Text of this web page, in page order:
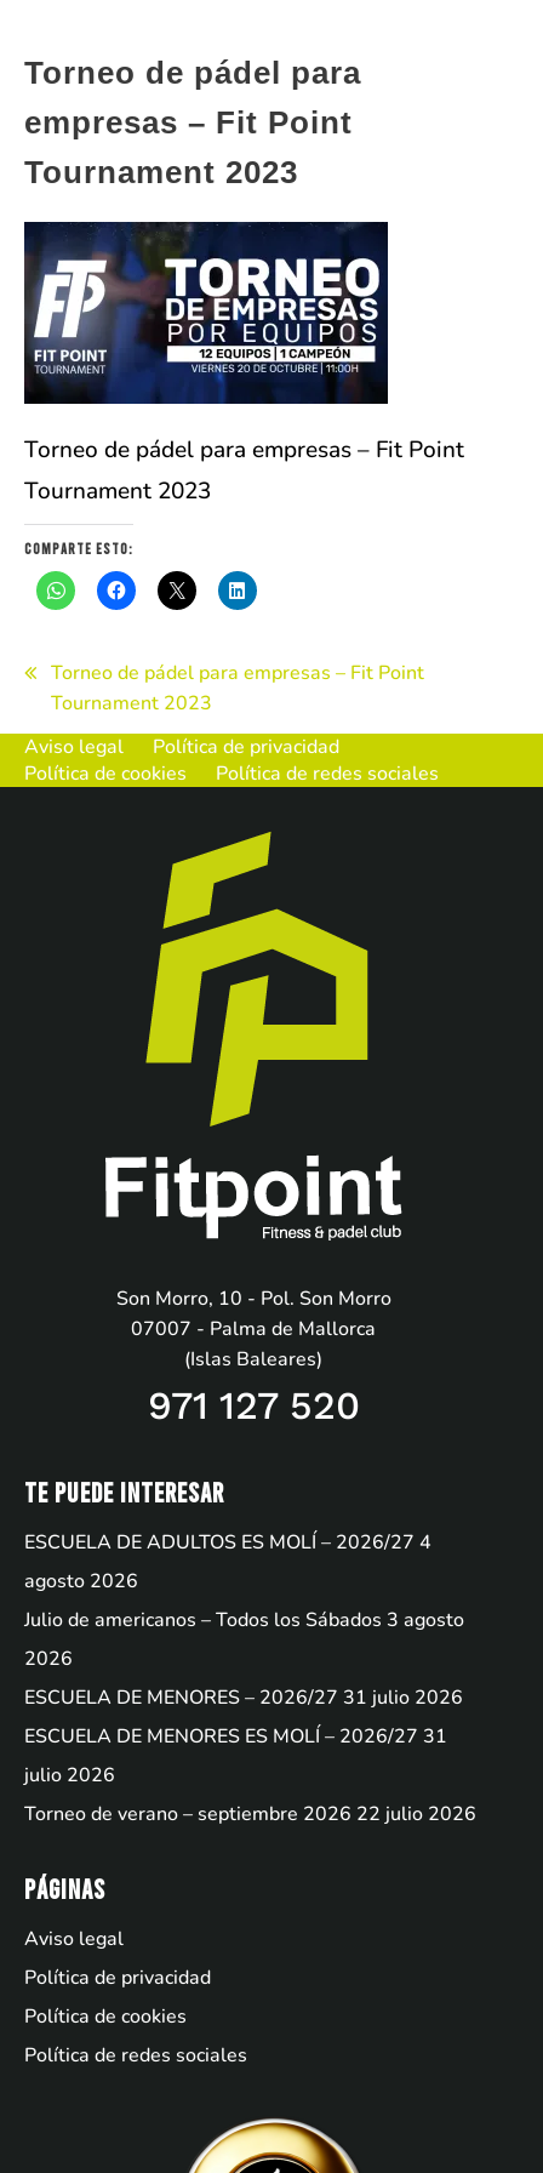
Torneo de pádel para
empresas – Fit Point
Tournament 2023
Torneo de pádel para empresas – Fit Point
Tournament 2023
Comparte esto:
Navegación
entradas
Torneo de pádel para empresas – Fit Point
Tournament 2023
Aviso legal
Política de privacidad
Política de cookies
Política de redes sociales
Son Morro, 10 - Pol. Son Morro
07007 - Palma de Mallorca
(Islas Baleares)
971 127 520
Te puede interesar
ESCUELA DE ADULTOS ES MOLÍ – 2026/27 4
agosto 2026
Julio de americanos – Todos los Sábados 3 agosto
2026
ESCUELA DE MENORES – 2026/27 31 julio 2026
ESCUELA DE MENORES ES MOLÍ – 2026/27 31
julio 2026
Torneo de verano – septiembre 2026 22 julio 2026
Páginas
Aviso legal
Política de privacidad
Política de cookies
Política de redes sociales